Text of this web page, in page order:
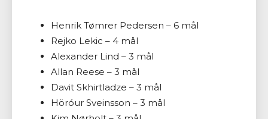
Henrik Tømrer Pedersen – 6 mål
Rejko Lekic – 4 mål
Alexander Lind – 3 mål
Allan Reese – 3 mål
Davit Skhirtladze – 3 mål
Höróur Sveinsson – 3 mål